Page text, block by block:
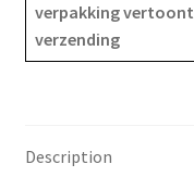
c
e
o
n
t
a
r
verpakking vertoont
verzending
Description